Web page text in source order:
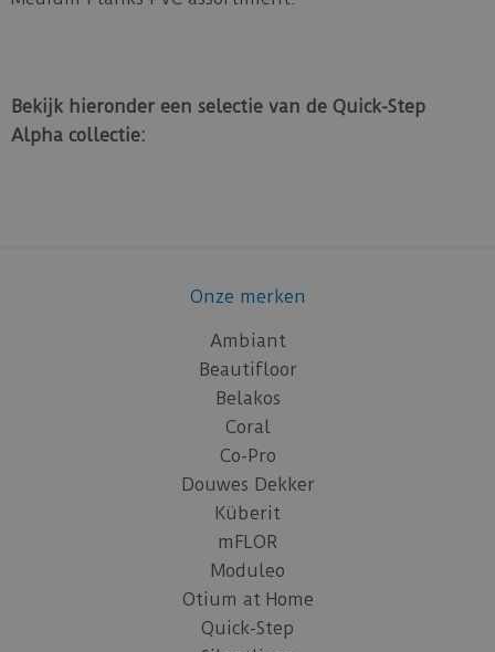
Bekijk hieronder een selectie van de Quick-Step
Alpha collectie:
Onze merken
Ambiant
Beautifloor
Belakos
Coral
Co-Pro
Douwes Dekker
Küberit
mFLOR
Moduleo
Otium at Home
Quick-Step